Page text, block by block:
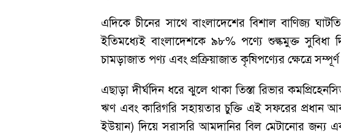
এদিকে চীনের সাথে বাংলাদেশের বিশাল বাণিজ্য
ইতিমধ্যেই বাংলাদেশকে ৯৮% পণ্যে শুল্কমুক্ত সুবিধা
চামড়াজাত পণ্য এবং প্রক্রিয়াজাত কৃষিপণ্যের ক্ষেত্রে
এছাড়া দীর্ঘদিন ধরে ঝুলে থাকা তিস্তা রিভার
ঋণ এবং কারিগরি সহায়তার চুক্তি এই সফরের প্রধান
ইউয়ান) দিয়ে সরাসরি আমদানির বিল মেটানোর জন্য